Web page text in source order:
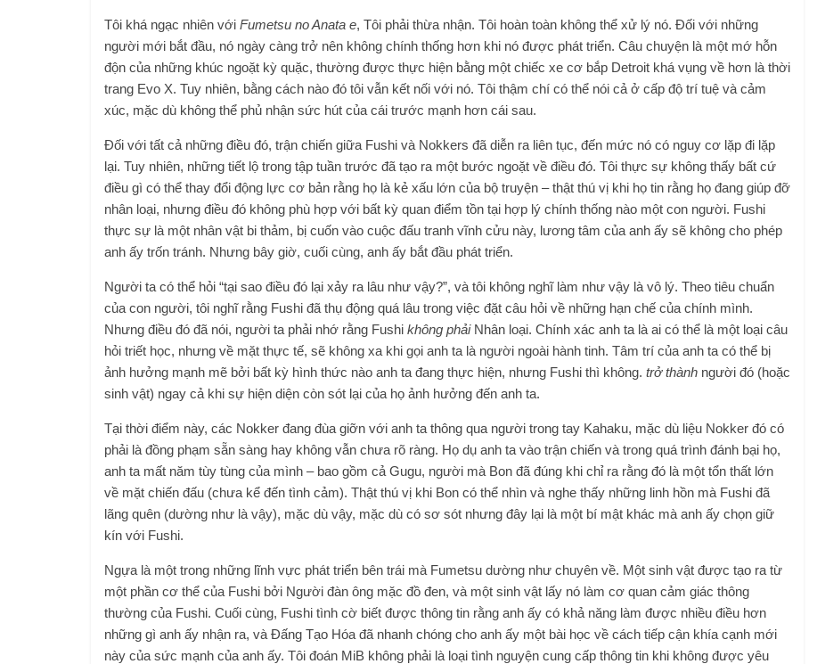
Tôi khá ngạc nhiên với Fumetsu no Anata e, Tôi phải thừa nhận. Tôi hoàn toàn không thể xử lý nó. Đối với những
người mới bắt đầu, nó ngày càng trở nên không chính thống hơn khi nó được phát triển. Câu chuyện là một mớ hỗn
độn của những khúc ngoặt kỳ quặc, thường được thực hiện bằng một chiếc xe cơ bắp Detroit khá vụng về hơn là thời
trang Evo X. Tuy nhiên, bằng cách nào đó tôi vẫn kết nối với nó. Tôi thậm chí có thể nói cả ở cấp độ trí tuệ và cảm
xúc, mặc dù không thể phủ nhận sức hút của cái trước mạnh hơn cái sau.
Đối với tất cả những điều đó, trận chiến giữa Fushi và Nokkers đã diễn ra liên tục, đến mức nó có nguy cơ lặp đi lặp
lại. Tuy nhiên, những tiết lộ trong tập tuần trước đã tạo ra một bước ngoặt về điều đó. Tôi thực sự không thấy bất cứ
điều gì có thể thay đổi động lực cơ bản rằng họ là kẻ xấu lớn của bộ truyện – thật thú vị khi họ tin rằng họ đang giúp đỡ
nhân loại, nhưng điều đó không phù hợp với bất kỳ quan điểm tồn tại hợp lý chính thống nào một con người. Fushi
thực sự là một nhân vật bi thảm, bị cuốn vào cuộc đấu tranh vĩnh cửu này, lương tâm của anh ấy sẽ không cho phép
anh ấy trốn tránh. Nhưng bây giờ, cuối cùng, anh ấy bắt đầu phát triển.
Người ta có thể hỏi “tại sao điều đó lại xảy ra lâu như vậy?”, và tôi không nghĩ làm như vậy là vô lý. Theo tiêu chuẩn
của con người, tôi nghĩ rằng Fushi đã thụ động quá lâu trong việc đặt câu hỏi về những hạn chế của chính mình.
Nhưng điều đó đã nói, người ta phải nhớ rằng Fushi không phảiNhân loại. Chính xác anh ta là ai có thể là một loại câu
hỏi triết học, nhưng về mặt thực tế, sẽ không xa khi gọi anh ta là người ngoài hành tinh. Tâm trí của anh ta có thể bị
ảnh hưởng mạnh mẽ bởi bất kỳ hình thức nào anh ta đang thực hiện, nhưng Fushi thì không. trở thành người đó (hoặc
sinh vật) ngay cả khi sự hiện diện còn sót lại của họ ảnh hưởng đến anh ta.
Tại thời điểm này, các Nokker đang đùa giỡn với anh ta thông qua người trong tay Kahaku, mặc dù liệu Nokker đó có
phải là đồng phạm sẵn sàng hay không vẫn chưa rõ ràng. Họ dụ anh ta vào trận chiến và trong quá trình đánh bại họ,
anh ta mất năm tùy tùng của mình – bao gồm cả Gugu, người mà Bon đã đúng khi chỉ ra rằng đó là một tổn thất lớn
về mặt chiến đấu (chưa kể đến tình cảm). Thật thú vị khi Bon có thể nhìn và nghe thấy những linh hồn mà Fushi đã
lãng quên (dường như là vậy), mặc dù vậy, mặc dù có sơ sót nhưng đây lại là một bí mật khác mà anh ấy chọn giữ
kín với Fushi.
Ngựa là một trong những lĩnh vực phát triển bên trái mà Fumetsu dường như chuyên về. Một sinh vật được tạo ra từ
một phần cơ thể của Fushi bởi Người đàn ông mặc đồ đen, và một sinh vật lấy nó làm cơ quan cảm giác thông
thường của Fushi. Cuối cùng, Fushi tình cờ biết được thông tin rằng anh ấy có khả năng làm được nhiều điều hơn
những gì anh ấy nhận ra, và Đấng Tạo Hóa đã nhanh chóng cho anh ấy một bài học về cách tiếp cận khía cạnh mới
này của sức mạnh của anh ấy. Tôi đoán MiB không phải là loại tình nguyện cung cấp thông tin khi không được yêu